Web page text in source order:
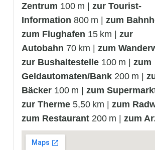
Zentrum 100 m | zur Tourist-
Information 800 m | zum
zum Flughafen 15 km | zur
Autobahn 70 km | zum
zur Bushaltestelle 100 m | zum
Geldautomaten/Bank 200 m |
Bäcker 100 m | zum
zur Therme 5,50 km | zum
zum Restaurant 200 m | zum